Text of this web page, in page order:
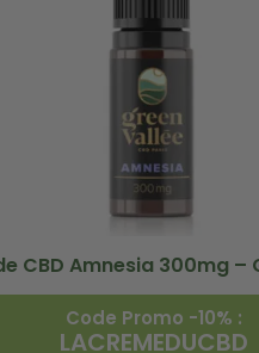
CBD Amnesia 300mg –
Code Promo -10% :
LACREMEDUCBD